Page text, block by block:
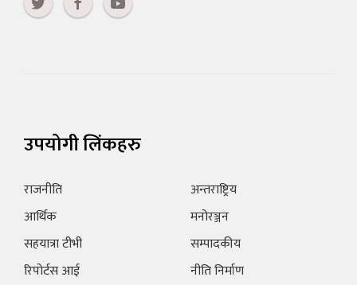
उपयोगी लिंकहरु
राजनीति
आर्थिक
सहयात्रा टीभी
रिपोर्टस आई
अन्तराष्ट्रिय
मनोरञ्जन
सम्पादकीय
नीति निर्माण